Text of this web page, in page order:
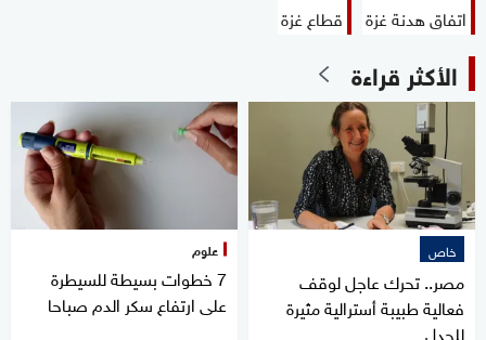
اتفاق هدنة غزة
قطاع غزة
الأكثر قراءة
خاص
مصر.. تحرك عاجل لوقف
فعالية طبيبة أسترالية مثيرة
للجدل
علوم
7 خطوات بسيطة للسيطرة
على ارتفاع سكر الدم صباحا